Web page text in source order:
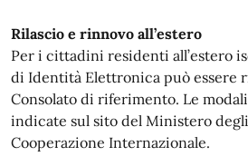
Rilascio e rinnovo all’estero
Per i cittadini residenti all’estero
di Identità Elettronica può essere
Consolato di riferimento. Le
indicate sul sito del Ministero
Cooperazione Internazionale.